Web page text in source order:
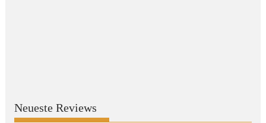
Neueste Reviews